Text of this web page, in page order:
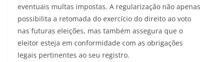
eventuais multas impostas. A regularização não apenas
possibilita a retomada do exercício do direito ao voto
nas futuras eleições, mas também assegura que o
eleitor esteja em conformidade com as obrigações
legais pertinentes ao seu registro.